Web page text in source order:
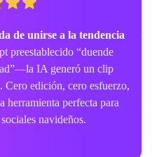
de unirse a la tendencia
preestablecido “duende
IA generó un clip
Cero edición, cero esfuerzo,
herramienta perfecta para
navideños.